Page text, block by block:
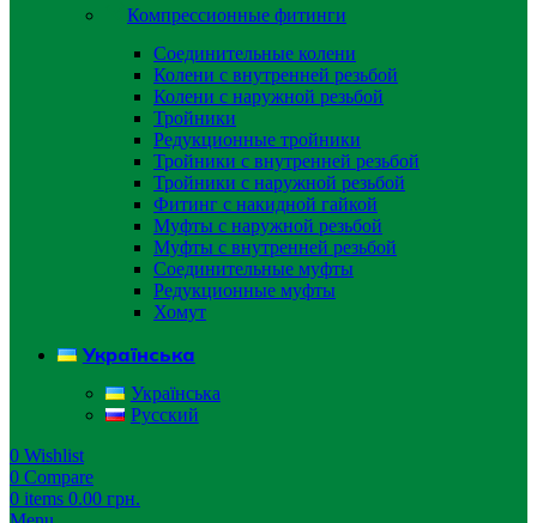
Компрессионные фитинги
Соединительные колени
Колени с внутренней резьбой
Колени с наружной резьбой
Тройники
Редукционные тройники
Тройники с внутренней резьбой
Тройники с наружной резьбой
Фитинг с накидной гайкой
Муфты с наружной резьбой
Муфты с внутренней резьбой
Соединительные муфты
Редукционные муфты
Хомут
Українська
Українська
Русский
0 Wishlist
0 Compare
0 items 0.00 грн.